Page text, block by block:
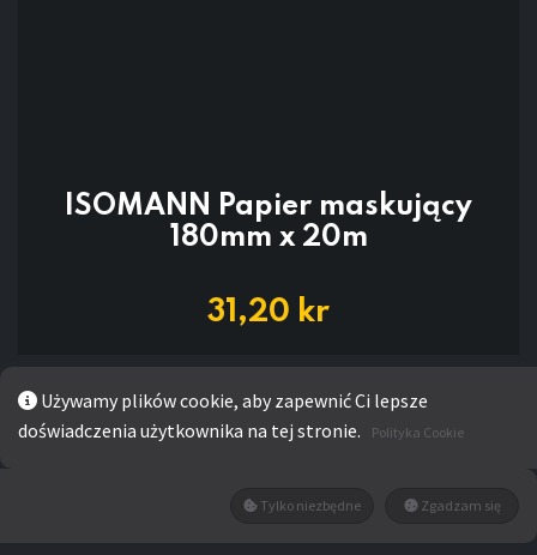
ISOMANN Papier maskujący
180mm x 20m
31,20 kr
DODAJ DO
KOSZYKA
Używamy plików cookie, aby zapewnić Ci lepsze
doświadczenia użytkownika na tej stronie.
Polityka Cookie
Tylko niezbędne Zgadzam się